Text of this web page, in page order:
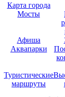
Карта города
Мосты
Афиша
Аквапарки
Туристические
маршруты